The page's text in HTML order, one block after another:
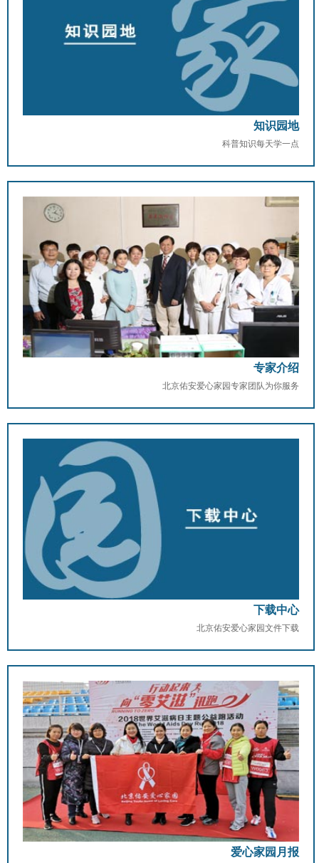
知识园地
科普知识每天学一点
专家介绍
北京佑安爱心家园专家团队为你服务
下载中心
北京佑安爱心家园文件下载
爱心家园月报